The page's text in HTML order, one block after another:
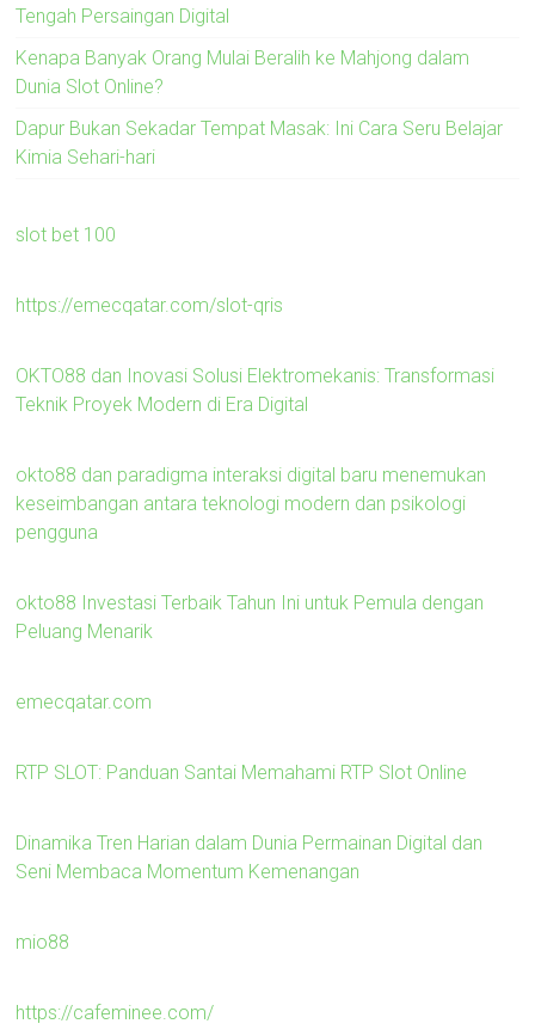
Tengah Persaingan Digital
Kenapa Banyak Orang Mulai Beralih ke Mahjong dalam
Dunia Slot Online?
Dapur Bukan Sekadar Tempat Masak: Ini Cara Seru Belajar
Kimia Sehari-hari
slot bet 100
https://emecqatar.com/slot-qris
OKTO88 dan Inovasi Solusi Elektromekanis: Transformasi
Teknik Proyek Modern di Era Digital
okto88 dan paradigma interaksi digital baru menemukan
keseimbangan antara teknologi modern dan psikologi
pengguna
okto88 Investasi Terbaik Tahun Ini untuk Pemula dengan
Peluang Menarik
emecqatar.com
RTP SLOT: Panduan Santai Memahami RTP Slot Online
Dinamika Tren Harian dalam Dunia Permainan Digital dan
Seni Membaca Momentum Kemenangan
mio88
https://cafeminee.com/